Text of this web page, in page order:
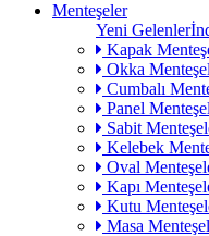
Menteşeler
Yeni Gelenler
Kapak
Okka
Cumbalı
Panel
Sabit
Kelebek
Oval
Kapı
Kutu
Masa